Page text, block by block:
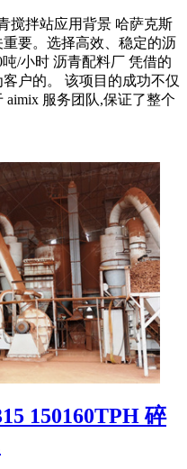
搅拌站应用背景 哈萨克斯
要。选择高效、稳定的沥
/小时 沥青配料厂 凭借的
户的。 该项目的成功不仅
服务团队,保证了整个
150160TPH 碎